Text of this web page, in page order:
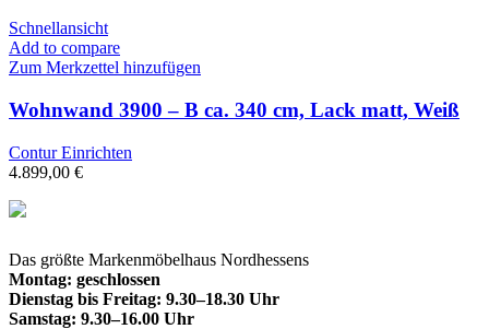
Schnellansicht
Add to compare
Zum Merkzettel hinzufügen
Wohnwand 3900 – B ca. 340 cm, Lack matt, Weiß
Contur Einrichten
4.899,00 €
Das größte Markenmöbelhaus Nordhessens
Montag: geschlossen
Dienstag bis Freitag: 9.30–18.30 Uhr
Samstag: 9.30–16.00 Uhr